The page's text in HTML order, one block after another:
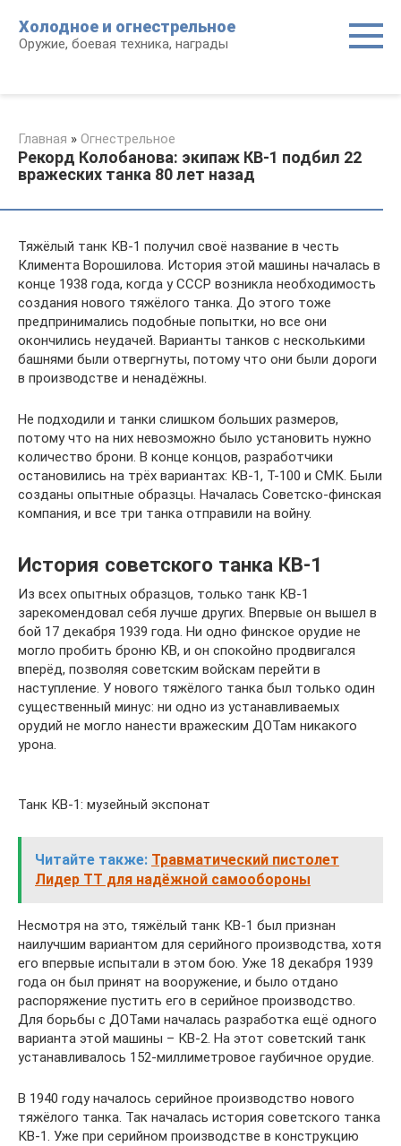
контенту
Холодное и огнестрельное
Оружие, боевая техника, награды
Главная » Огнестрельное
Рекорд Колобанова: экипаж КВ-1 подбил 22
вражеских танка 80 лет назад
Тяжёлый танк КВ-1 получил своё название в честь
Климента Ворошилова. История этой машины началась в
конце 1938 года, когда у СССР возникла необходимость
создания нового тяжёлого танка. До этого тоже
предпринимались подобные попытки, но все они
окончились неудачей. Варианты танков с несколькими
башнями были отвергнуты, потому что они были дороги
в производстве и ненадёжны.
Не подходили и танки слишком больших размеров,
потому что на них невозможно было установить нужно
количество брони. В конце концов, разработчики
остановились на трёх вариантах: КВ-1, Т-100 и СМК. Были
созданы опытные образцы. Началась Советско-финская
компания, и все три танка отправили на войну.
История советского танка КВ-1
Из всех опытных образцов, только танк КВ-1
зарекомендовал себя лучше других. Впервые он вышел в
бой 17 декабря 1939 года. Ни одно финское орудие не
могло пробить броню КВ, и он спокойно продвигался
вперёд, позволяя советским войскам перейти в
наступление. У нового тяжёлого танка был только один
существенный минус: ни одно из устанавливаемых
орудий не могло нанести вражеским ДОТам никакого
урона.
Танк КВ-1: музейный экспонат
Читайте также: Травматический пистолет
Лидер ТТ для надёжной самообороны
Несмотря на это, тяжёлый танк КВ-1 был признан
наилучшим вариантом для серийного производства, хотя
его впервые испытали в этом бою. Уже 18 декабря 1939
года он был принят на вооружение, и было отдано
распоряжение пустить его в серийное производство.
Для борьбы с ДОТами началась разработка ещё одного
варианта этой машины – КВ-2. На этот советский танк
устанавливалось 152-миллиметровое гаубичное орудие.
В 1940 году началось серийное производство нового
тяжёлого танка. Так началась история советского танка
КВ-1. Уже при серийном производстве в конструкцию